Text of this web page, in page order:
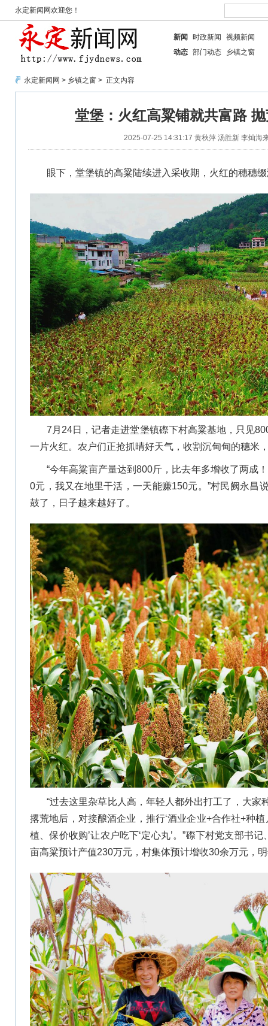
永定新闻网欢迎您！
新闻 时政新闻
视频新闻
动态 部门动态 乡镇之窗
永定新闻网 > 乡镇之窗 > 正文内容
堂堡：火红高粱铺就共富路
2025-07-25 14:31:17 黄秋萍 汤胜新 李灿海
眼下，堂堡镇的高粱陆续进入采收期，火红的穗穗
7月24日，记者走进堂堡镇磜下村高粱基地，只见
一片火红。农户们正抢抓晴好天气，收割沉甸甸的穗米
“今年高粱亩产量达到800斤，比去年多增收了两成
0元，我又在地里干活，一天能赚150元。”村民阙永昌
鼓了，日子越来越好了。
“过去这里杂草比人高，年轻人都外出打工了，大家
撂荒地后，对接酿酒企业，推行‘酒业企业+合作社+种
植、保价收购’让农户吃下‘定心丸’。”磜下村党支部书
亩高粱预计产值230万元，村集体预计增收30余万元，